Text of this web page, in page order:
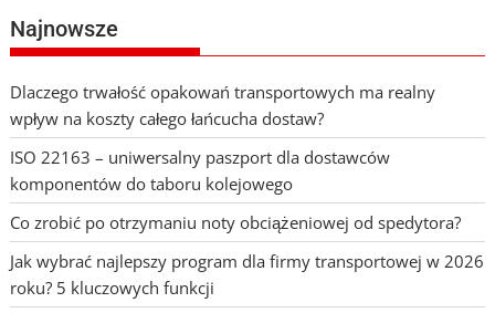
Najnowsze
Dlaczego trwałość opakowań transportowych ma realny
wpływ na koszty całego łańcucha dostaw?
ISO 22163 – uniwersalny paszport dla dostawców
komponentów do taboru kolejowego
Co zrobić po otrzymaniu noty obciążeniowej od spedytora?
Jak wybrać najlepszy program dla firmy transportowej w 2026
roku? 5 kluczowych funkcji